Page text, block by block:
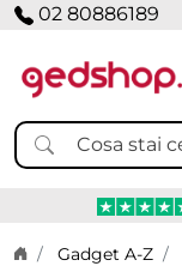
02 80886189
Home page
Gadget A-Z